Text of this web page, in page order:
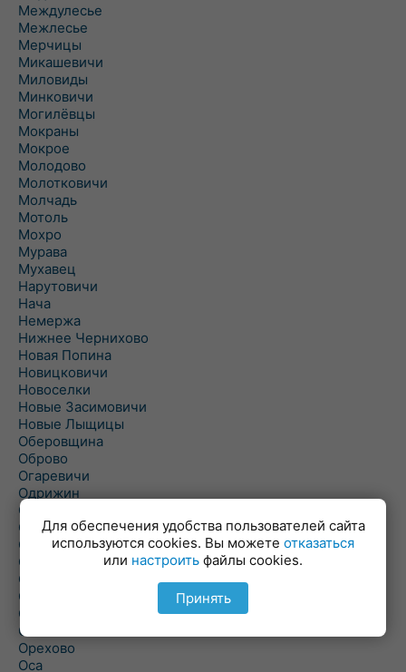
Междулесье
Межлесье
Мерчицы
Микашевичи
Миловиды
Минковичи
Могилёвцы
Мокраны
Мокрое
Молодово
Молотковичи
Молчадь
Мотоль
Мохро
Мурава
Мухавец
Нарутовичи
Нача
Немержа
Нижнее Чернихово
Новая Попина
Новицковичи
Новоселки
Новые Засимовичи
Новые Лыщицы
Оберовщина
Оброво
Огаревичи
Одрижин
Оздамичи
Озяты
Олтуш
Ольманы
Ольпень
Ольшаны
Омельная
Ополь
Орехово
Оса
Для обеспечения удобства пользователей сайта
используются cookies. Вы можете отказаться
или настроить файлы cookies.
Принять